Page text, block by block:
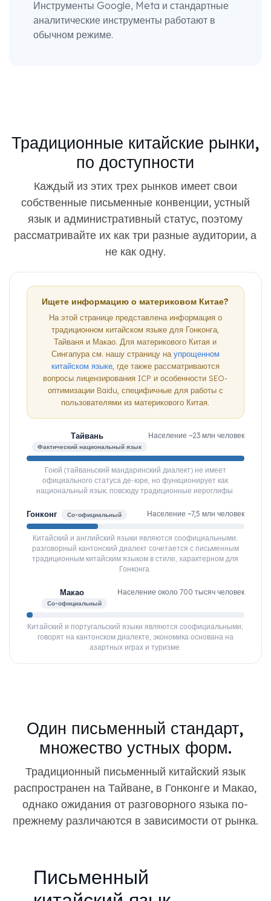
Инструменты Google, Meta и стандартные
аналитические инструменты работают в
обычном режиме.
Традиционные китайские рынки,
по доступности
Каждый из этих трех рынков имеет свои
собственные письменные конвенции, устный
язык и административный статус, поэтому
рассматривайте их как три разные аудитории, а
не как одну.
Ищете информацию о материковом Китае?
На этой странице представлена ​​информация о
традиционном китайском языке для Гонконга,
Тайваня и Макао. Для материкового Китая и
Сингапура см. нашу страницу на упрощенном
китайском языке, где также рассматриваются
вопросы лицензирования ICP и особенности SEO-
оптимизации Baidu, специфичные для работы с
пользователями из материкового Китая.
Тайвань
Фактический национальный язык
Население ~23 млн человек
Гоюй (тайваньский мандаринский диалект) не имеет
официального статуса де-юре, но функционирует как
национальный язык; повсюду традиционные иероглифы.
Гонконг Со-официальный Население ~7,5 млн человек
Китайский и английский языки являются соофициальными;
разговорный кантонский диалект сочетается с письменным
традиционным китайским языком в стиле, характерном для
Гонконга.
Макао
Со-официальный
Население около 700 тысяч человек
Китайский и португальский языки являются соофициальными;
говорят на кантонском диалекте, экономика основана на
азартных играх и туризме.
Один письменный стандарт,
множество устных форм.
Традиционный письменный китайский язык
распространен на Тайване, в Гонконге и Макао,
однако ожидания от разговорного языка по-
прежнему различаются в зависимости от рынка.
Письменный